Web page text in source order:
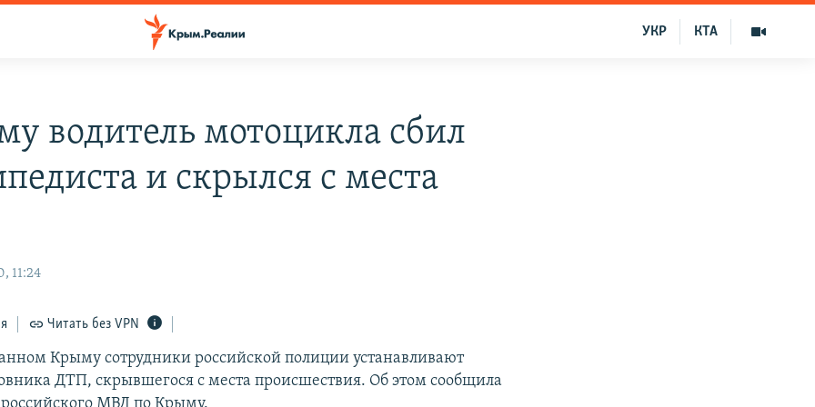
КТА
УКР
водитель мотоцикла сбил
и скрылся с места
11:24
Читать без VPN
Крыму сотрудники российской полиции устанавливают
ДТП, скрывшегося с места происшествия. Об этом сообщила